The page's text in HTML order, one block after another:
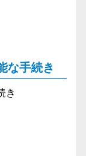
な手続き
き